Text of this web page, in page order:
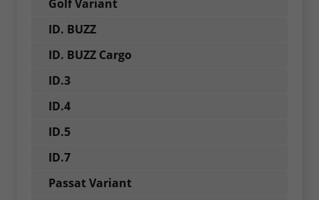
Golf Variant
ID. BUZZ
ID. BUZZ Cargo
ID.3
ID.4
ID.5
ID.7
Passat Variant